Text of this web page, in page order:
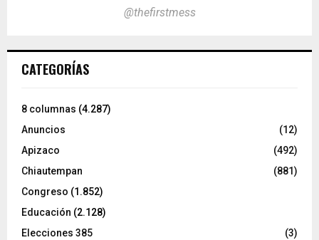
@thefirstmess
CATEGORÍAS
8 columnas (4.287)
Anuncios
(12)
Apizaco
(492)
Chiautempan
(881)
Congreso (1.852)
Educación (2.128)
Elecciones 385
(3)